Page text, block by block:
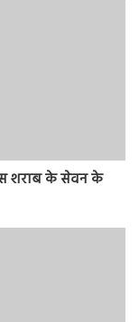
शराब के सेवन के